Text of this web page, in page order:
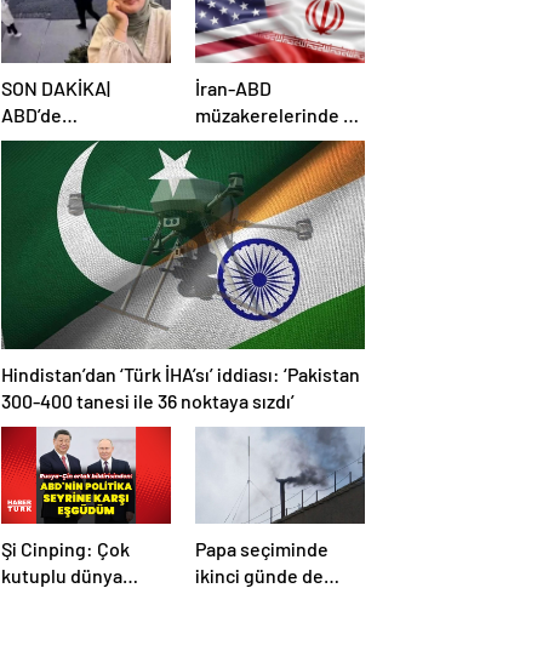
SON DAKİKA|
ABD’de
mahkemeden
Rümeysa Öztürk
kararı: Serbest
bırakıldı!
İran-ABD
müzakerelerinde 4.
tur için tarih belli
oldu
Hindistan’dan ‘Türk İHA’sı’ iddiası: ‘Pakistan
300-400 tanesi ile 36 noktaya sızdı’
Şi Cinping: Çok
kutuplu dünya
Papa seçiminde
ikinci günde de